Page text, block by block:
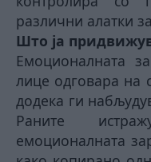
различни алатки
Што ја
Емоционалната
лице одговара на
додека ги
Раните
емоционалната